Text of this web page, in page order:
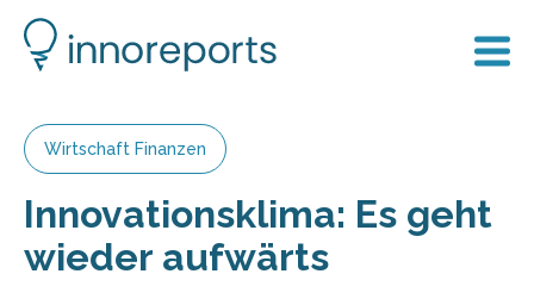
Wirtschaft Finanzen
Innovationsklima: Es geht
wieder aufwärts